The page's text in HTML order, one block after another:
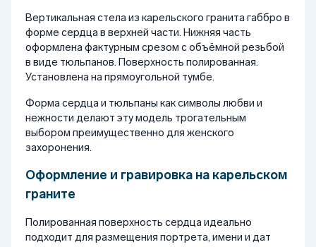
Вертикальная стела из карельского гранита габбро в
форме сердца в верхней части. Нижняя часть
оформлена фактурным срезом с объёмной резьбой
в виде тюльпанов. Поверхность полированная.
Установлена на прямоугольной тумбе.
Форма сердца и тюльпаны как символы любви и
нежности делают эту модель трогательным
выбором преимущественно для женского
захоронения.
Оформление и гравировка на карельском
граните
Полированная поверхность сердца идеально
подходит для размещения портрета, имени и дат